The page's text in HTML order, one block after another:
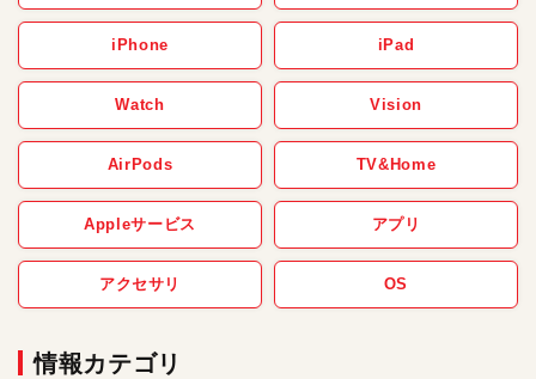
iPhone iPad
Watch Vision
AirPods TV&Home
Appleサービス アプリ
アクセサリ OS
情報カテゴリ